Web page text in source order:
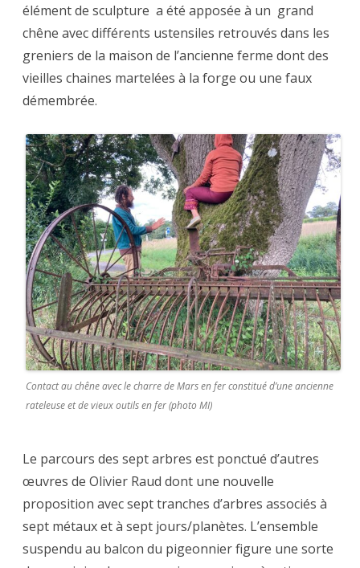
élément de sculpture a été apposée à un grand
chêne avec différents ustensiles retrouvés dans les
greniers de la maison de l’ancienne ferme dont des
vieilles chaines martelées à la forge ou une faux
démembrée.
Contact au chêne avec le charre de Mars en fer constitué d’une ancienne
rateleuse et de vieux outils en fer (photo MI)
Le parcours des sept arbres est ponctué d’autres
œuvres de Olivier Raud dont une nouvelle
proposition avec sept tranches d’arbres associés à
sept métaux et à sept jours/planètes. L’ensemble
suspendu au balcon du pigeonnier figure une sorte